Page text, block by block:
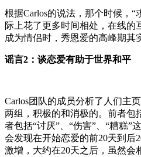
根据Carlos的说法，那个时候，
际上花了更多时间相处，在线的
成为情侣时，秀恩爱的高峰期其
谣言2：谈恋爱有助于世界和平
Carlos团队的成员分析了人们主
两组，积极的和消极的。前者包
者包括“讨厌”、“伤害”、“糟糕”
会发现在开始恋爱的前20天到后
激增，大约在20天之后，虽然会